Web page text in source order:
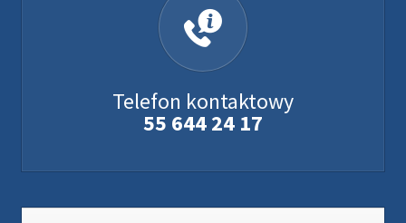
Telefon kontaktowy
55 644 24 17